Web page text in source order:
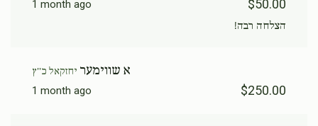
1 month ago $50.00
הצלחה רבה!
א שווימער יחזקאל כ''ץ
1 month ago $250.00